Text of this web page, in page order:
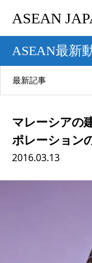
ASEAN
ASEAN最新
最新記事
マレーシアの
ポレーション
2016.03.13